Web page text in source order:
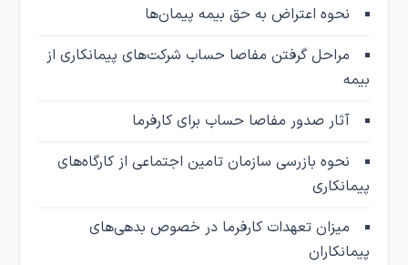
نحوه اعتراض به حق بیمه پیمان‌ها
مراحل گرفتن مفاصا حساب شرکت‌های پیمانکاری از
بیمه
آثار صدور مفاصا حساب برای کارفرما
نحوه بازرسی سازمان تامین اجتماعی از کارگاه‌های
پیمانکاری
میزان تعهدات کارفرما در خصوص بدهی‌های
پیمانکاران